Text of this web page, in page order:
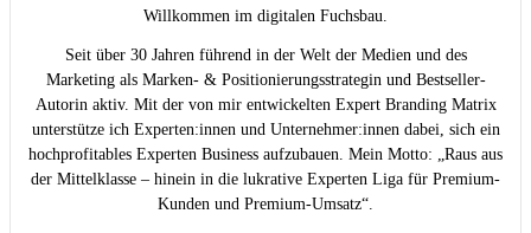
Willkommen im digitalen Fuchsbau.
Seit über 30 Jahren führend in der Welt der Medien und des
Marketing als Marken- & Positionierungsstrategin und Bestseller-
Autorin aktiv. Mit der von mir entwickelten Expert Branding Matrix
unterstütze ich Experten:innen und Unternehmer:innen dabei, sich ein
hochprofitables Experten Business aufzubauen. Mein Motto: „Raus aus
der Mittelklasse – hinein in die lukrative Experten Liga für Premium-
Kunden und Premium-Umsatz“.